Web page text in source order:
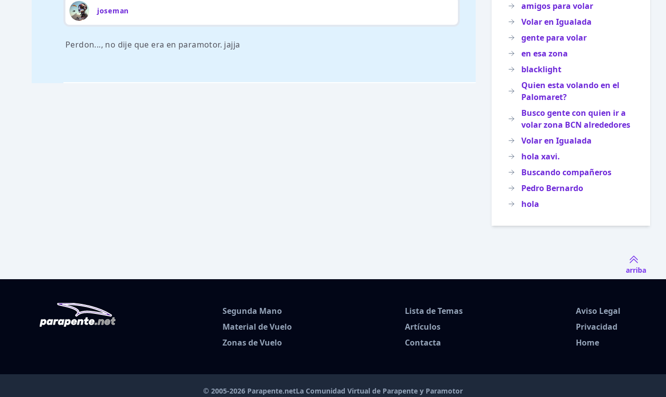
joseman
Perdon..., no dije que era en paramotor. jajja
amigos para volar
Volar en Igualada
gente para volar
en esa zona
blacklight
Quien esta volando en el
Palomaret?
Busco gente con quien ir a
volar zona BCN alrededores
Volar en Igualada
hola xavi.
Buscando compañeros
Pedro Bernardo
hola
arriba
Segunda Mano
Material de Vuelo
Zonas de Vuelo
Lista de Temas
Artículos
Contacta
Aviso Legal
Privacidad
Home
© 2005-2026 Parapente.netLa Comunidad Virtual de Parapente y Paramotor